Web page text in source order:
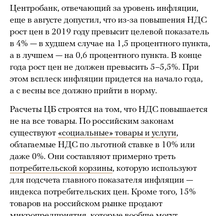
Центробанк, отвечающий за уровень инфляции,
еще в августе допустил, что из-за повышения НДС
рост цен в 2019 году превысит целевой показатель
в 4% — в худшем случае на 1,5 процентного пункта,
а в лучшем — на 0,6 процентного пункта. В конце
года рост цен не должен превысить 5–5,5%. При
этом всплеск инфляции придется на начало года,
а с весны все должно прийти в норму.
Расчеты ЦБ строятся на том, что НДС повышается
не на все товары. По российским законам
существуют «социальные» товары и услуги,
облагаемые НДС по льготной ставке в 10% или
даже 0%. Они составляют примерно треть
потребительской корзины, которую используют
для подсчета главного показателя инфляции —
индекса потребительских цен. Кроме того, 15%
товаров на российском рынке продают